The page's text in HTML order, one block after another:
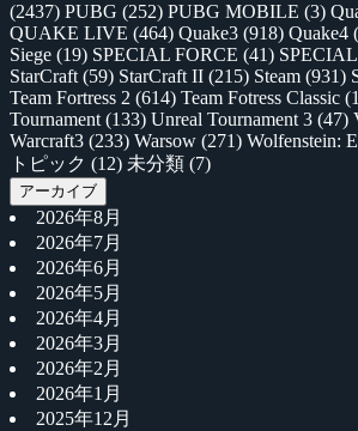
(2437) PUBG (252) PUBG MOBILE (3)
QUAKE LIVE (464) Quake3 (918) Quake4
Siege (19) SPECIAL FORCE (41)
StarCraft (59) StarCraft II (215) Steam (931)
Team Fortress 2 (614) Team Fotress Classic
Tournament (133) Unreal Tournament 3 (47)
Warcraft3 (233) Warsow (271) Wolfenstein:
トピック (12) 未分類 (7)
アーカイブ
2026年8月
2026年7月
2026年6月
2026年5月
2026年4月
2026年3月
2026年2月
2026年1月
2025年12月